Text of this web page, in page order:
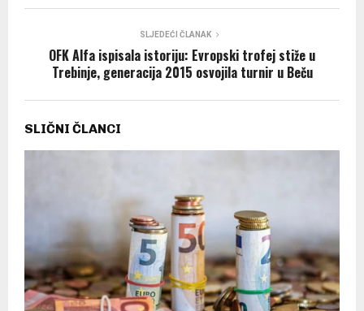
SLJEDEĆI ČLANAK
OFK Alfa ispisala istoriju: Evropski trofej stiže u
Trebinje, generacija 2015 osvojila turnir u Beču
SLIČNI ČLANCI